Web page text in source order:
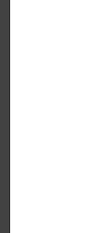
di Stefania
stefaniafanchini.it
casuali siano poi
ho conosciuto a
incuriosito per lo
sguardo aperto e